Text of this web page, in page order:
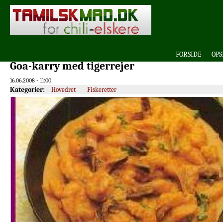
FORSIDE
Goa-karry med tigerrejer
16.06.2008 - 11:00
Kategorier: Hovedret Fiskeretter